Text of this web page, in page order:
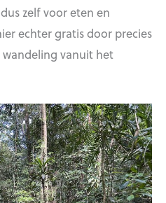
zelf voor eten en
echter gratis door precies
vanuit het